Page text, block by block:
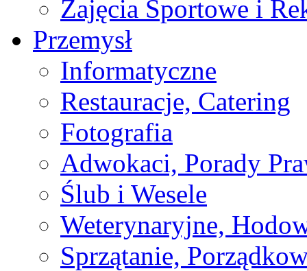
Zajęcia Sportowe i
Przemysł
Informatyczne
Restauracje, Catering
Fotografia
Adwokaci, Porady
Ślub i Wesele
Weterynaryjne,
Sprzątanie,